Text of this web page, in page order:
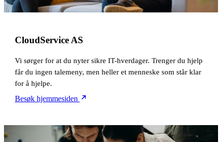
CloudService AS
Vi sørger for at du nyter sikre IT-hverdager. Trenger du hjelp
får du ingen talemeny, men heller et menneske som står klar
for å hjelpe.
Besøk hjemmesiden